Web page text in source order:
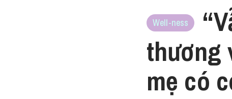
Well-ness
thương
mẹ có